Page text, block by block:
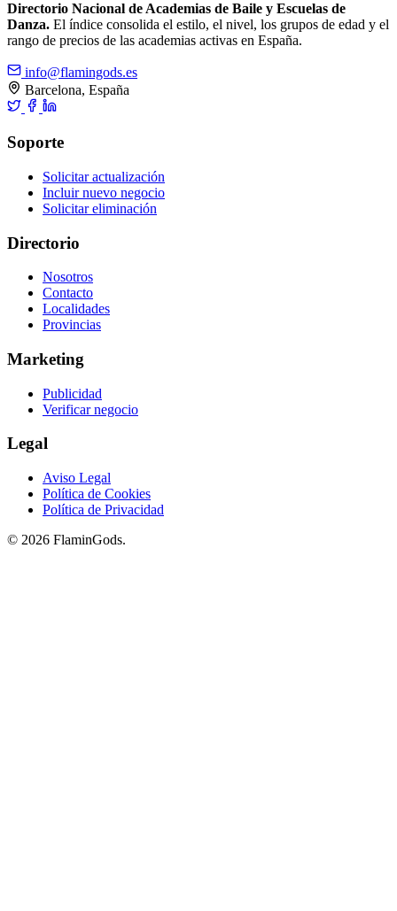
Directorio Nacional de Academias de Baile y Escuelas de
Danza. El índice consolida el estilo, el nivel, los grupos de edad y el
rango de precios de las academias activas en España.
info@flamingods.es
Barcelona, España
Soporte
Solicitar actualización
Incluir nuevo negocio
Solicitar eliminación
Directorio
Nosotros
Contacto
Localidades
Provincias
Marketing
Publicidad
Verificar negocio
Legal
Aviso Legal
Política de Cookies
Política de Privacidad
© 2026 FlaminGods.